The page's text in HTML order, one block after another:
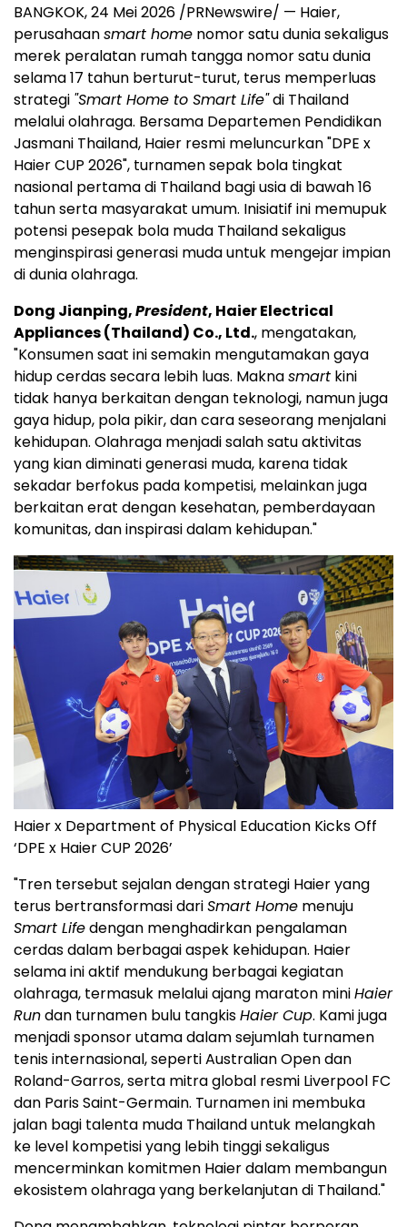
BANGKOK, 24 Mei 2026 /PRNewswire/ — Haier,
perusahaansmart home nomor satu dunia sekaligus
merek peralatan rumah tangga nomor satu dunia
selama 17 tahun berturut-turut, terus memperluas
strategi "Smart Home to Smart Life"di Thailand
melalui olahraga. Bersama Departemen Pendidikan
Jasmani Thailand, Haier resmi meluncurkan "DPE x
Haier CUP 2026", turnamen sepak bola tingkat
nasional pertama di Thailand bagi usia di bawah 16
tahun serta masyarakat umum. Inisiatif ini memupuk
potensi pesepak bola muda Thailand sekaligus
menginspirasi generasi muda untuk mengejar impian
di dunia olahraga.
Dong Jianping,President, Haier Electrical
Appliances (Thailand) Co., Ltd., mengatakan,
"Konsumen saat ini semakin mengutamakan gaya
hidup cerdas secara lebih luas. Maknasmart kini
tidak hanya berkaitan dengan teknologi, namun juga
gaya hidup, pola pikir, dan cara seseorang menjalani
kehidupan. Olahraga menjadi salah satu aktivitas
yang kian diminati generasi muda, karena tidak
sekadar berfokus pada kompetisi, melainkan juga
berkaitan erat dengan kesehatan, pemberdayaan
komunitas, dan inspirasi dalam kehidupan."
Haier x Department of Physical Education Kicks Off
‘DPE x Haier CUP 2026’
"Tren tersebut sejalan dengan strategi Haier yang
terus bertransformasi dariSmart Home menuju
Smart Lifedengan menghadirkan pengalaman
cerdas dalam berbagai aspek kehidupan. Haier
selama ini aktif mendukung berbagai kegiatan
olahraga, termasuk melalui ajang maraton miniHaier
Rundan turnamen bulu tangkisHaier Cup. Kami juga
menjadi sponsor utama dalam sejumlah turnamen
tenis internasional, seperti Australian Open dan
Roland-Garros, serta mitra global resmi Liverpool FC
dan Paris Saint-Germain. Turnamen ini membuka
jalan bagi talenta muda Thailand untuk melangkah
ke level kompetisi yang lebih tinggi sekaligus
mencerminkan komitmen Haier dalam membangun
ekosistem olahraga yang berkelanjutan di Thailand."